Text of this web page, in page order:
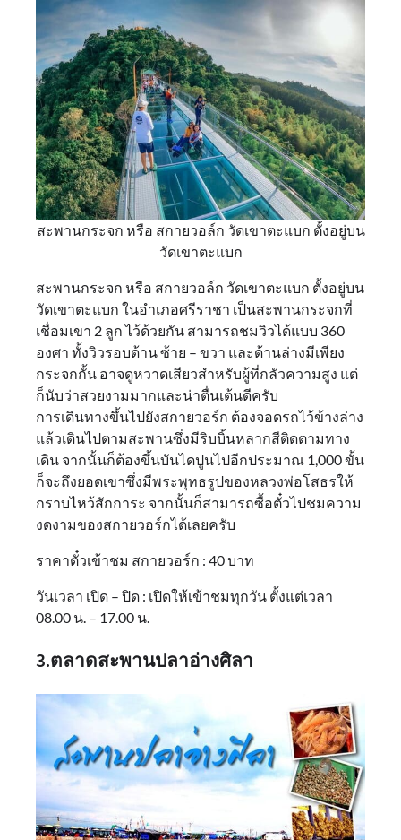
สะพานกระจก หรือ สกายวอล์ก วัดเขาตะแบก ตั้งอยู่บน
วัดเขาตะแบก
สะพานกระจก หรือ สกายวอล์ก วัดเขาตะแบก ตั้งอยู่บน
วัดเขาตะแบก ในอำเภอศรีราชา เป็นสะพานกระจกที่
เชื่อมเขา 2 ลูก ไว้ด้วยกัน สามารถชมวิวได้แบบ 360
องศา ทั้งวิวรอบด้าน ซ้าย – ขวา และด้านล่างมีเพียง
กระจกกั้น อาจดูหวาดเสียวสำหรับผู้ที่กลัวความสูง แต่
ก็นับว่าสวยงามมากและน่าตื่นเต้นดีครับ
การเดินทางขึ้นไปยังสกายวอร์ก ต้องจอดรถไว้ข้างล่าง
แล้วเดินไปตามสะพานซึ่งมีริบบิ้นหลากสีติดตามทาง
เดิน จากนั้นก็ต้องขึ้นบันไดปูนไปอีกประมาณ 1,000 ขั้น
ก็จะถึงยอดเขาซึ่งมีพระพุทธรูปของหลวงพ่อโสธรให้
กราบไหว้สักการะ จากนั้นก็สามารถซื้อตั๋วไปชมความ
งดงามของสกายวอร์กได้เลยครับ
ราคาตั๋วเข้าชม สกายวอร์ก : 40 บาท
วันเวลา เปิด – ปิด : เปิดให้เข้าชมทุกวัน ตั้งแต่เวลา
08.00 น. – 17.00 น.
3.ตลาดสะพานปลาอ่างศิลา